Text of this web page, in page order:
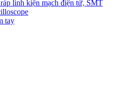
linh kiện mạch điện tử, SMT
tay